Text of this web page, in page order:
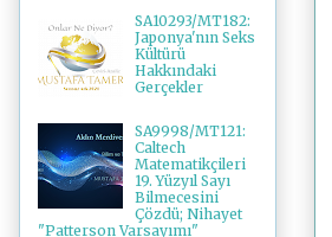
SA10293/MT182:
Japonya'nın Seks
Kültürü
Hakkındaki
Gerçekler
SA9998/MT121:
Caltech
Matematikçileri
19. Yüzyıl Sayı
Bilmecesini
Çözdü; Nihayet
"Patterson Varsayımı"